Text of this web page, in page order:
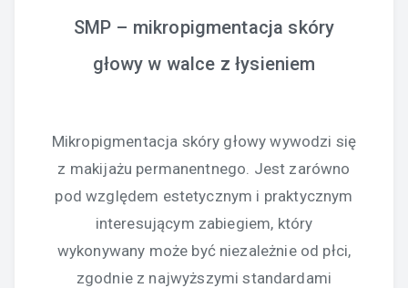
SMP – mikropigmentacja skóry
głowy w walce z łysieniem
Mikropigmentacja skóry głowy wywodzi się
z makijażu permanentnego. Jest zarówno
pod względem estetycznym i praktycznym
interesującym zabiegiem, który
wykonywany może być niezależnie od płci,
zgodnie z najwyższymi standardami